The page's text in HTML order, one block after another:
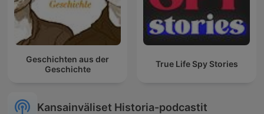
Geschichten aus der
Geschichte
True Life Spy Stories
Kansainväliset Historia-podcastit